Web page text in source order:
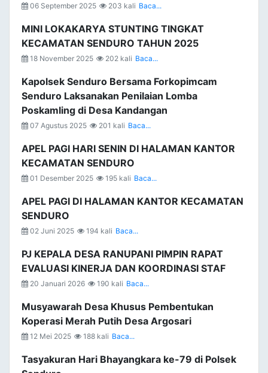
06 September 2025 203 kali Baca...
MINI LOKAKARYA STUNTING TINGKAT
KECAMATAN SENDURO TAHUN 2025
18 November 2025 202 kali Baca...
Kapolsek Senduro Bersama Forkopimcam
Senduro Laksanakan Penilaian Lomba
Poskamling di Desa Kandangan
07 Agustus 2025 201 kali Baca...
APEL PAGI HARI SENIN DI HALAMAN KANTOR
KECAMATAN SENDURO
01 Desember 2025 195 kali Baca...
APEL PAGI DI HALAMAN KANTOR KECAMATAN
SENDURO
02 Juni 2025 194 kali Baca...
PJ KEPALA DESA RANUPANI PIMPIN RAPAT
EVALUASI KINERJA DAN KOORDINASI STAF
20 Januari 2026 190 kali Baca...
Musyawarah Desa Khusus Pembentukan
Koperasi Merah Putih Desa Argosari
12 Mei 2025 188 kali Baca...
Tasyakuran Hari Bhayangkara ke-79 di Polsek